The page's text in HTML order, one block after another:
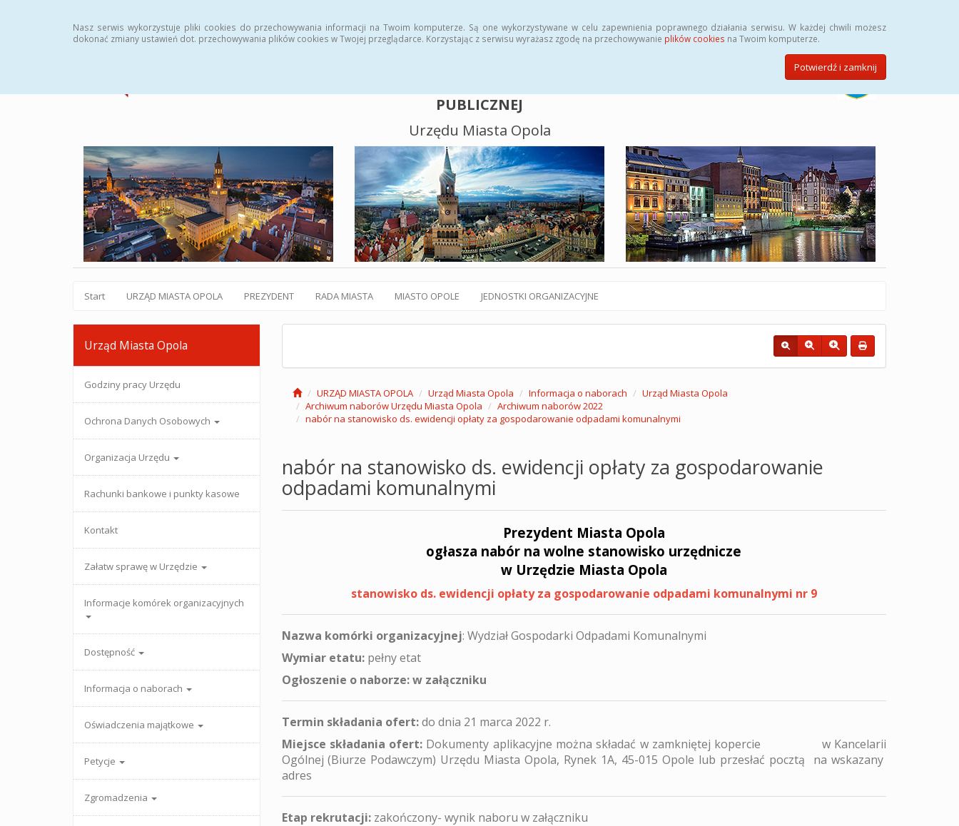
Nasz serwis wykorzystuje pliki cookies do przechowywania informacji na Twoim komputerze. Są one wykorzystywane w celu zapewnienia poprawnego działania serwisu. W każdej chwili możesz
dokonać zmiany ustawień dot. przechowywania plików cookies w Twojej przeglądarce. Korzystając z serwisu wyrażasz zgodę na przechowywanie plików cookies na Twoim komputerze.
Potwierdź i zamknij
PUBLICZNEJ
Urzędu Miasta Opola
Start URZĄD MIASTA OPOLA PREZYDENT RADA MIASTA MIASTO OPOLE JEDNOSTKI ORGANIZACYJNE
Urząd Miasta Opola
Godziny pracy Urzędu
Ochrona Danych Osobowych
Organizacja Urzędu
Rachunki bankowe i punkty kasowe
Kontakt
Załatw sprawę w Urzędzie
Informacje komórek organizacyjnych
Dostępność
Informacja o naborach
Oświadczenia majątkowe
Petycje
Zgromadzenia
URZĄD MIASTA OPOLA Urząd Miasta Opola Informacja o naborach
Urząd Miasta Opola
Archiwum naborów Urzędu Miasta Opola
Archiwum naborów 2022
nabór na stanowisko ds. ewidencji opłaty za gospodarowanie odpadami komunalnymi
nabór na stanowisko ds. ewidencji opłaty za gospodarowanie
odpadami komunalnymi
Prezydent Miasta Opola
ogłasza nabór na wolne stanowisko urzędnicze
w Urzędzie Miasta Opola
stanowisko ds. ewidencji opłaty za gospodarowanie odpadami komunalnymi nr 9
Nazwa komórki organizacyjnej: Wydział Gospodarki Odpadami Komunalnymi
Wymiar etatu:pełny etat
Ogłoszenie o naborze: w załączniku
Termin składania ofert:do dnia 21 marca 2022 r.
Miejsce składania ofert: Dokumenty aplikacyjne można składać w zamkniętej kopercie w Kancelarii
Ogólnej (Biurze Podawczym) Urzędu Miasta Opola, Rynek 1A, 45-015 Opole lub przesłać pocztą na wskazany
adres
Etap rekrutacji: zakończony- wynik naboru w załączniku